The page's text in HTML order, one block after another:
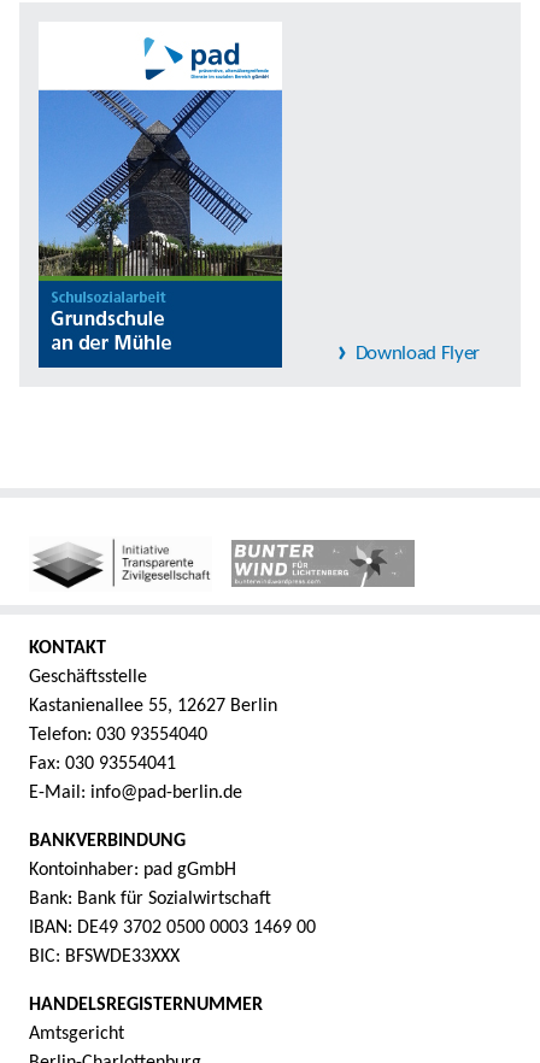
Download Flyer
KONTAKT
Geschäftsstelle
Kastanienallee 55, 12627 Berlin
Telefon: 030 93554040
Fax: 030 93554041
E-Mail: info@pad-berlin.de
BANKVERBINDUNG
Kontoinhaber: pad gGmbH
Bank: Bank für Sozialwirtschaft
IBAN: DE49 3702 0500 0003 1469 00
BIC: BFSWDE33XXX
HANDELSREGISTERNUMMER
Amtsgericht